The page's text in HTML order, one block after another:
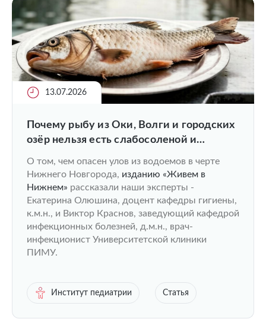
13.07.2026
Почему рыбу из Оки, Волги и городских
озёр нельзя есть слабосоленой и
О том, чем опасен улов из водоемов в черте
Нижнего Новгорода, изданию «Живем в
Нижнем» рассказали наши эксперты -
Екатерина Олюшина, доцент кафедры гигиены,
к.м.н., и Виктор Краснов, заведующий кафедрой
инфекционных болезней, д.м.н., врач-
инфекционист Университетской клиники
ПИМУ.
Институт педиатрии Статья